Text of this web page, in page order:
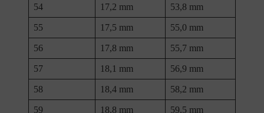
54 17,2 mm 53,8 mm
55 17,5 mm 55,0 mm
56 17,8 mm 55,7 mm
57 18,1 mm 56,9 mm
58 18,4 mm 58,2 mm
59 18,8 mm 59,5 mm